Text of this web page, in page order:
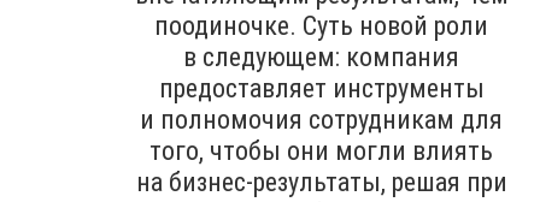
поодиночке. Суть новой роли
в следующем: компания
предоставляет инструменты
и полномочия сотрудникам для
того, чтобы они могли влиять
на бизнес-результаты, решая при